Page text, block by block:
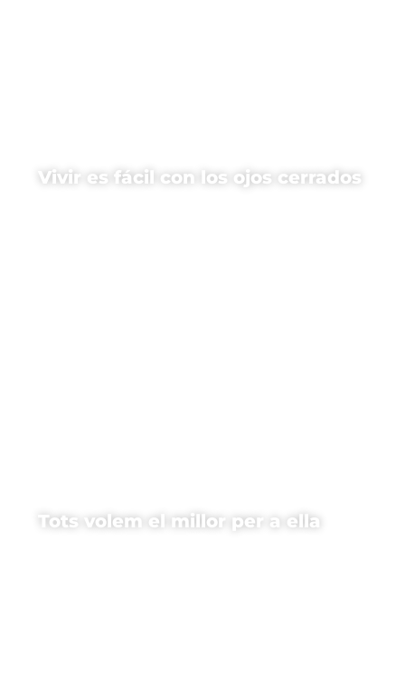
Vivir es fácil con los ojos cerrados
Tots volem el millor per a ella